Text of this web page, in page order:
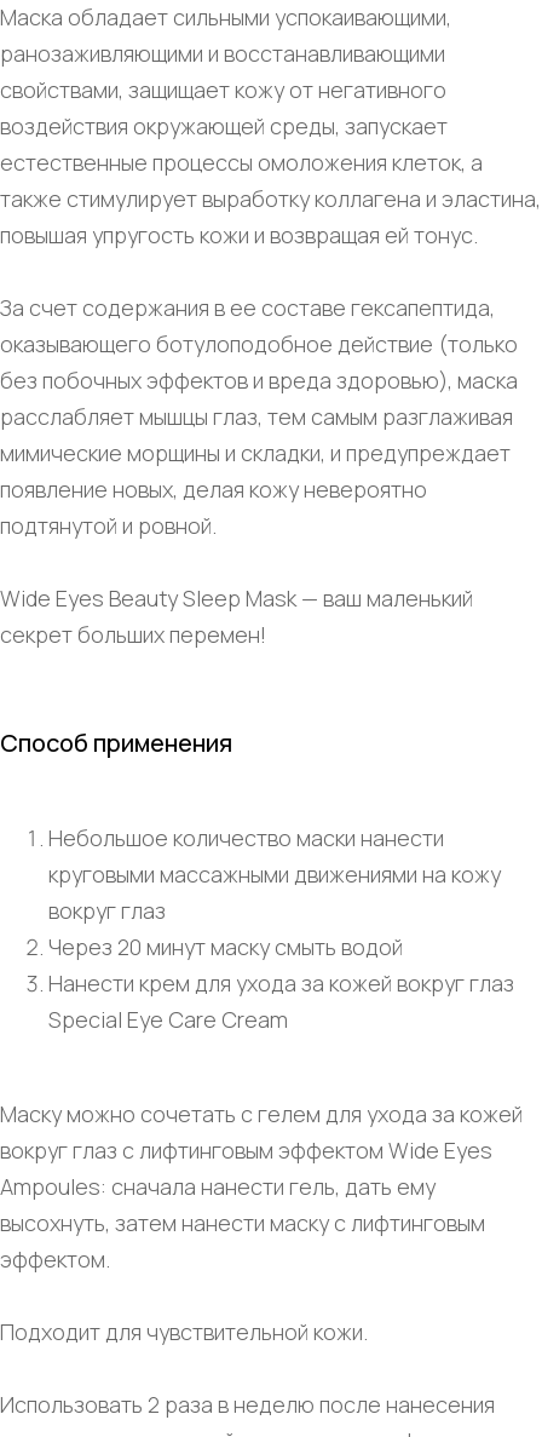
Маска обладает сильными успокаивающими,
ранозаживляющими и восстанавливающими
свойствами, защищает кожу от негативного
воздействия окружающей среды, запускает
естественные процессы омоложения клеток, а
также стимулирует выработку коллагена и эластина,
повышая упругость кожи и возвращая ей тонус.
За счет содержания в ее составе гексапептида,
оказывающего ботулоподобное действие (только
без побочных эффектов и вреда здоровью), маска
расслабляет мышцы глаз, тем самым разглаживая
мимические морщины и складки, и предупреждает
появление новых, делая кожу невероятно
подтянутой и ровной.
Wide Eyes Beauty Sleep Mask — ваш маленький
секрет больших перемен!
Способ применения
Небольшое количество маски нанести
круговыми массажными движениями на кожу
вокруг глаз
Через 20 минут маску смыть водой
Нанести крем для ухода за кожей вокруг глаз
Special Eye Care Cream
Маску можно сочетать с гелем для ухода за кожей
вокруг глаз с лифтинговым эффектом Wide Eyes
Ampoules: сначала нанести гель, дать ему
высохнуть, затем нанести маску с лифтинговым
эффектом.
Подходит для чувствительной кожи.
Использовать 2 раза в неделю после нанесения